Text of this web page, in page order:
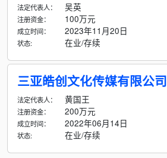
法定代表人： 吴英
注册资金： 100万元
成立时间： 2023年11月20日
状态: 在业/存续
三亚皓创文化传媒有限公司
法定代表人： 黄国王
注册资金： 200万元
成立时间： 2022年06月14日
状态: 在业/存续